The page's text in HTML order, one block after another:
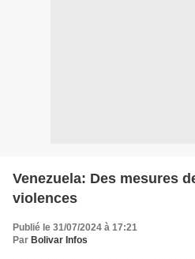
Venezuela: Des mesures
violences
Publié le 31/07/2024 à 17:21
Par Bolivar Infos